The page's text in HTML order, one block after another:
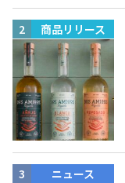
商品リリース
ニュース